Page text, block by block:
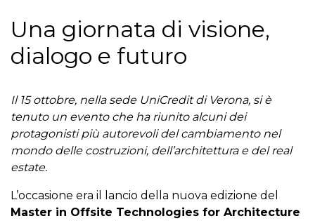
Una giornata di visione,
dialogo e futuro
Il 15 ottobre, nella sede UniCredit di Verona, si è
tenuto un evento che ha riunito alcuni dei
protagonisti più autorevoli del cambiamento nel
mondo delle costruzioni, dell’architettura e del real
estate.
L’occasione era il lancio della nuova edizione del
Master in Offsite Technologies for Architecture